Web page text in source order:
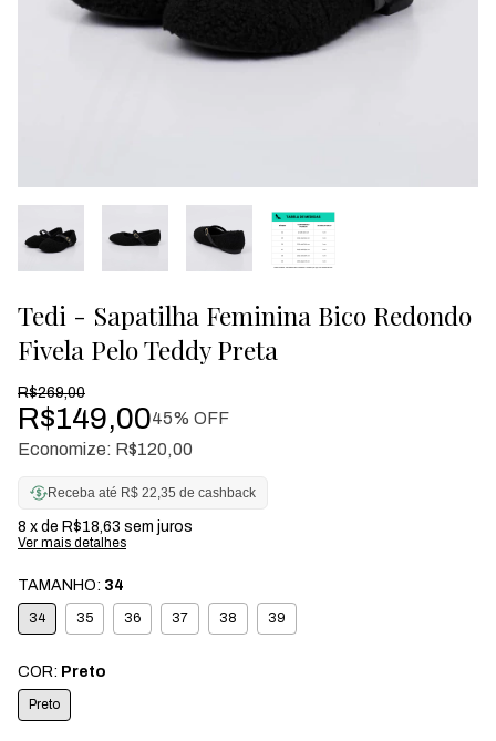
Tedi - Sapatilha Feminina Bico Redondo
Fivela Pelo Teddy Preta
R$269,00
R$149,0045% OFF
Economize: R$120,00
Receba até R$ 22,35 de cashback
8 x de R$18,63 sem juros
Ver mais detalhes
TAMANHO: 34
34 35 36 37 38 39
COR: Preto
Preto